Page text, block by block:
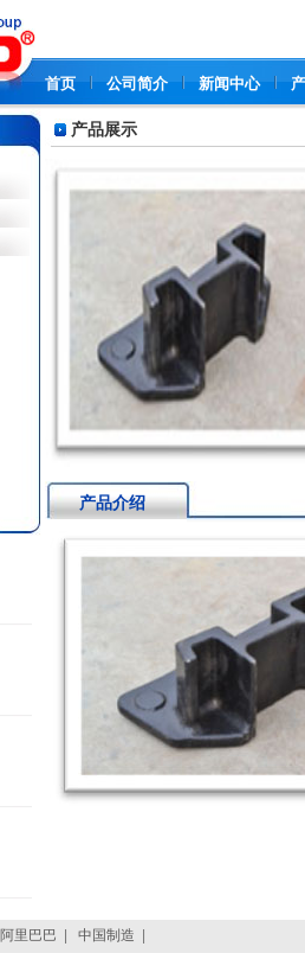
首页 公司简介 新闻中心
产品展示
产品介绍
阿里巴巴 中国制造